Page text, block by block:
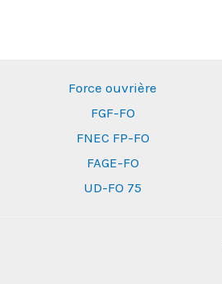
Force ouvrière
FGF-FO
FNEC FP-FO
FAGE-FO
UD-FO 75